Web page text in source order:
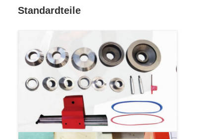
Standardteile